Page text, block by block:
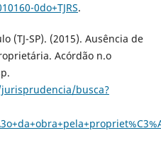
0do+TJRS.
(TJ-SP). (2015). Ausência de
Acórdão n.o
busca?